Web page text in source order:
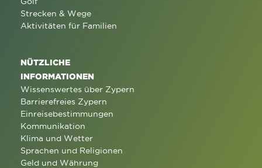
Strecken & Wege
Aktivitäten für Familien
NÜTZLICHE
INFORMATIONEN
Wissenswertes über Zypern
Barrierefreies Zypern
Einreisebestimmungen
Kommunikation
Klima und Wetter
Sprachen und Religionen
Geld und Währung